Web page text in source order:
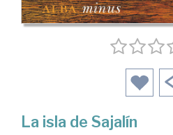
La isla de Sajalín